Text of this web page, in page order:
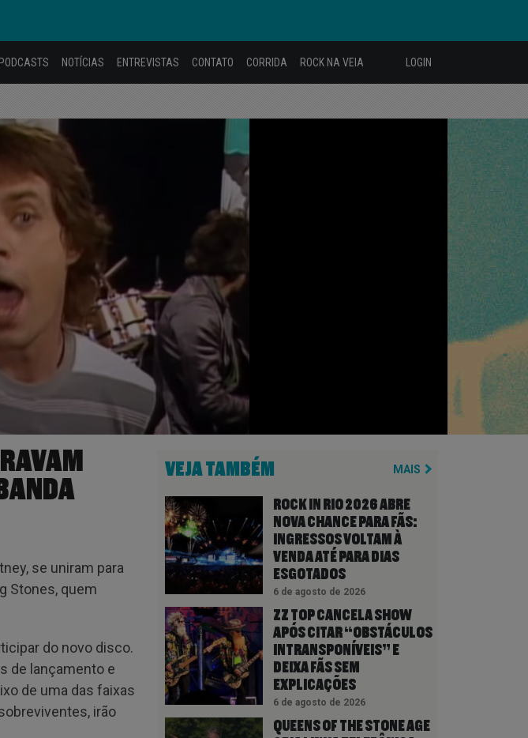
PODCASTS NOTÍCIAS ENTREVISTAS CONTATO CORRIDA ROCK NA VEIA LOGIN
se uniram para
Stones, quem
do novo disco.
de lançamento e
de uma das faixas
irão
VEJA TAMBÉM MAIS
ROCK IN RIO 2026 ABRE
NOVA CHANCE PARA FÃS:
INGRESSOS VOLTAM À
VENDA ATÉ PARA DIAS
ESGOTADOS
6 de agosto de 2026
ZZ TOP CANCELA SHOW
APÓS CITAR “OBSTÁCULOS
INTRANSPONÍVEIS” E
DEIXA FÃS SEM
EXPLICAÇÕES
6 de agosto de 2026
QUEENS OF THE STONE AGE